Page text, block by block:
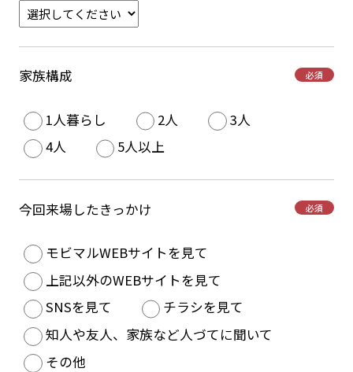
家族構成 必須
1人暮らし 2人
3人
4人
5人以上
今回来場したきっかけ 必須
モビマルWEBサイトを見て
上記以外のWEBサイトを見て
SNSを見て
チラシを見て
知人や友人、家族など人づてに聞いて
その他